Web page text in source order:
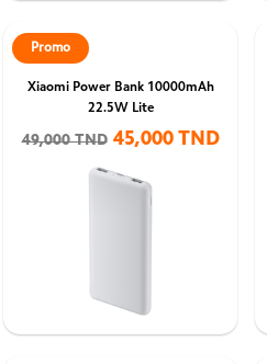
Xiaomi Power Bank 10000mAh
22.5W Lite
49,000 TND 45,000 TND
Promo